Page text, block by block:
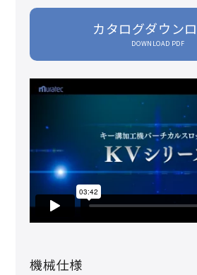
カタログダウン
DOWNLOAD PDF
機械仕様